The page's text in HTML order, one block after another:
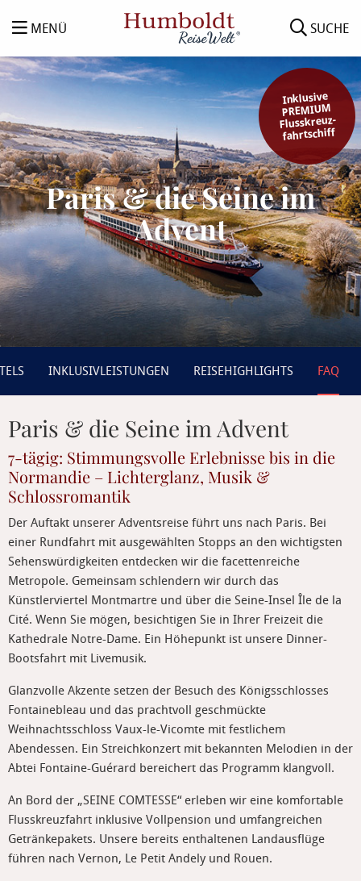
MENÜ SUCHE
Paris & die Seine im
Advent
Inklusive
PREMIUM
Flusskreuz-
fahrtschiff
INKLUSIVLEISTUNGEN REISEHIGHLIGHTS FAQ
Paris & die Seine im Advent
7-tägig: Stimmungsvolle Erlebnisse bis in die
Normandie – Lichterglanz, Musik &
Schlossromantik
Der Auftakt unserer Adventsreise führt uns nach Paris. Bei
einer Rundfahrt mit ausgewählten Stopps an den wichtigsten
Sehenswürdigkeiten entdecken wir die facettenreiche
Metropole. Gemeinsam schlendern wir durch das
Künstlerviertel Montmartre und über die Seine-Insel Île de la
Cité. Wenn Sie mögen, besichtigen Sie in Ihrer Freizeit die
Kathedrale Notre-Dame. Ein Höhepunkt ist unsere Dinner-
Bootsfahrt mit Livemusik.
Glanzvolle Akzente setzen der Besuch des Königsschlosses
Fontainebleau und das prachtvoll geschmückte
Weihnachtsschloss Vaux-le-Vicomte mit festlichem
Abendessen. Ein Streichkonzert mit bekannten Melodien in der
Abtei Fontaine-Guérard bereichert das Programm klangvoll.
An Bord der „SEINE COMTESSE“ erleben wir eine komfortable
Flusskreuzfahrt inklusive Vollpension und umfangreichen
Getränkepakets. Unsere bereits enthaltenen Landausflüge
führen nach Vernon, Le Petit Andely und Rouen.